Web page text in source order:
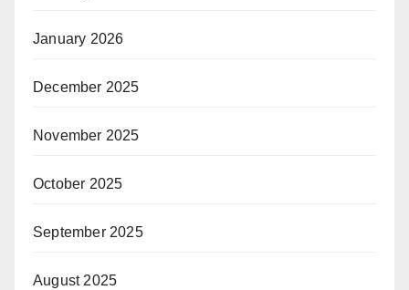
January 2026
December 2025
November 2025
October 2025
September 2025
August 2025